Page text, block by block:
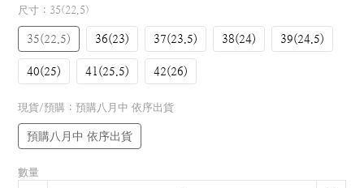
尺寸 : 35(22.5)
35(22.5) 36(23) 37(23.5) 38(24) 39(24.5)
40(25) 41(25.5) 42(26)
現貨/預購 : 預購八月中 依序出貨
預購八月中 依序出貨
數量